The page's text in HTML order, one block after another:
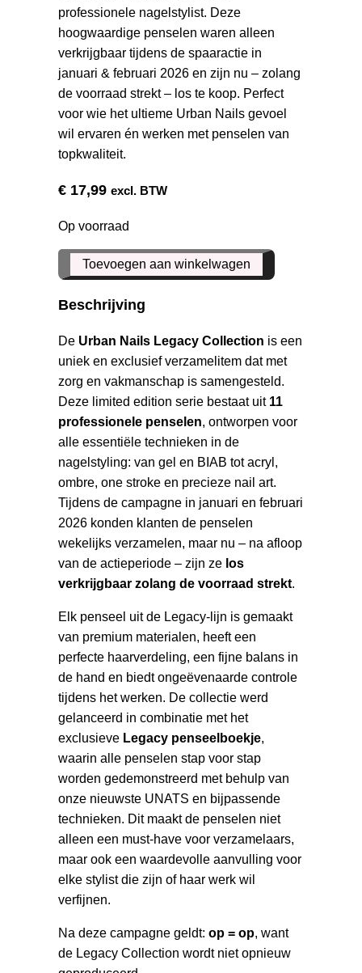
professionele nagelstylist. Deze
hoogwaardige penselen waren alleen
verkrijgbaar tijdens de spaaractie in
januari & februari 2026 en zijn nu – zolang
de voorraad strekt – los te koop. Perfect
voor wie het ultieme Urban Nails gevoel
wil ervaren én werken met penselen van
topkwaliteit.
€ 17,99 excl. BTW
Op voorraad
Legacy
Penseel
Gel
6
aantal
Toevoegen aan winkelwagen
Beschrijving
De Urban Nails Legacy Collection is een
uniek en exclusief verzamelitem dat met
zorg en vakmanschap is samengesteld.
Deze limited edition serie bestaat uit 11
professionele penselen, ontworpen voor
alle essentiële technieken in de
nagelstyling: van gel en BIAB tot acryl,
ombre, one stroke en precieze nail art.
Tijdens de campagne in januari en februari
2026 konden klanten de penselen
wekelijks verzamelen, maar nu – na afloop
van de actieperiode – zijn ze los
verkrijgbaar zolang de voorraad strekt.
Elk penseel uit de Legacy-lijn is gemaakt
van premium materialen, heeft een
perfecte haarverdeling, een fijne balans in
de hand en biedt ongeëvenaarde controle
tijdens het werken. De collectie werd
gelanceerd in combinatie met het
exclusieve Legacy penseelboekje,
waarin alle penselen stap voor stap
worden gedemonstreerd met behulp van
onze nieuwste UNATS en bijpassende
technieken. Dit maakt de penselen niet
alleen een must-have voor verzamelaars,
maar ook een waardevolle aanvulling voor
elke stylist die zijn of haar werk wil
verfijnen.
Na deze campagne geldt: op = op, want
de Legacy Collection wordt niet opnieuw